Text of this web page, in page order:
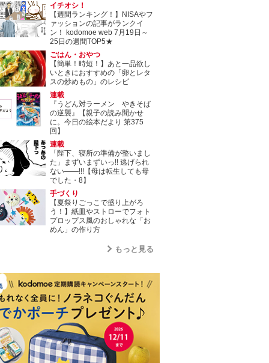
イチオシ！
【週間ランキング！】NISAやフ
ァッションの記事がランクイ
ン！ kodomoe web 7月19日～
25日の週間TOP5★
ごはん・おやつ
【簡単！時短！】あと一品欲し
いときにおすすめの「卵とレタ
スの炒めもの」のレシピ
連載
『うどん対ラーメン やきそば
の逆襲』【親子の読み聞かせ
に。今日の絵本だより 第375
回】
連載
「陛下、寝所の準備が整いまし
た」まずいまずいっ!! 逃げられ
ない――!!!【母は転生しても母
でした・8】
手づくり
【夏祭りごっこで盛り上がろ
う！】紙皿やストローでフォト
プロップス風のおしゃれな「お
めん」の作り方
もっと見る